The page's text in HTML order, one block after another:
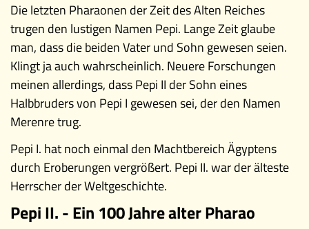
Die letzten Pharaonen der Zeit des Alten Reiches
trugen den lustigen Namen Pepi. Lange Zeit glaube
man, dass die beiden Vater und Sohn gewesen seien.
Klingt ja auch wahrscheinlich. Neuere Forschungen
meinen allerdings, dass Pepi II der Sohn eines
Halbbruders von Pepi I gewesen sei, der den Namen
Merenre trug.
Pepi I. hat noch einmal den Machtbereich Ägyptens
durch Eroberungen vergrößert. Pepi II. war der älteste
Herrscher der Weltgeschichte.
Pepi II. - Ein 100 Jahre alter Pharao